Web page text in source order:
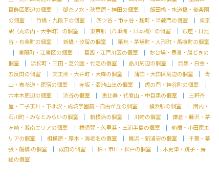
葛飾区周辺の個室
御茶ノ水・秋葉原・神田の個室
飯田橋・水道橋・後楽園
の個室
竹橋・九段下の個室 四ツ谷・市ヶ谷・麹町・半蔵門の個室
東京
駅（丸の内・大手町）の個室
東京駅（八重洲・日本橋）の個室
銀座・日比
谷・有楽町の個室
新橋・汐留の個室
築地・茅場町・人形町・馬喰町の個室
東陽町・江東区の個室
葛西・江戸川区の個室
お台場・豊洲・勝どきの
個室
浜松町・三田・芝公園・竹芝の個室 品川周辺の個室
目黒・白金・
五反田の個室
天王洲・大井町・大森の個室 蒲田・大田区周辺の個室
青
山・表参道・原宿の個室
赤坂・溜池山王の個室
虎の門・神谷町の個室
六本木周辺の個室
渋谷の個室 恵比寿・代官山・中目黒の個室
三軒茶
屋・二子玉川・下北沢・成城学園前・自由が丘の個室
横浜駅の個室
関内・
石川町・みなとみらいの個室
新横浜の個室 川崎の個室
鎌倉・藤沢・茅
ヶ崎・湘南エリアの個室
横須賀・久里浜・三浦半島の個室
箱根・小田原エ
リアの個室
相模原・厚木・海老名の個室 舞浜・新浦安の個室
千葉・幕
張・船橋 の個室
成田の個室 柏・市川・松戸の個室
木更津・銚子・房
総の個室